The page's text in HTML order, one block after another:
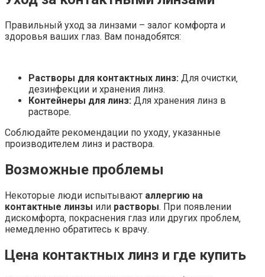
Правильный уход за линзами – залог комфорта и
здоровья ваших глаз. Вам понадобятся:
Растворы для контактных линз: Для очистки‚
дезинфекции и хранения линз.
Контейнеры для линз: Для хранения линз в
растворе.
Соблюдайте рекомендации по уходу‚ указанные
производителем линз и раствора.
Возможные проблемы
Некоторые люди испытывают аллергию на
контактные линзы или растворы. При появлении
дискомфорта‚ покраснения глаз или других проблем‚
немедленно обратитесь к врачу.
Цена контактных линз и где купить